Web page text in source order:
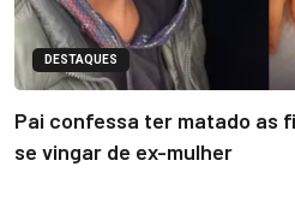
DESTAQUES
Pai confessa ter matado as
se vingar de ex-mulher